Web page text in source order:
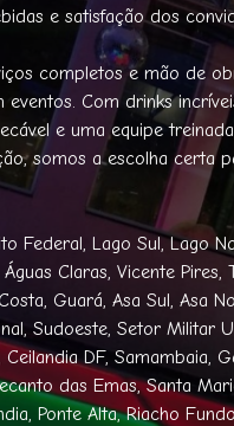
e satisfação dos
completos e mão de
eventos. Com drinks
e uma equipe
somos a escolha certa
Federal, Lago Sul, Lago
Claras, Vicente Pires,
Guará, Asa Sul, Asa
Sudoeste, Setor Militar
DF, Samambaia,
das Emas, Santa
Ponte Alta, Riacho